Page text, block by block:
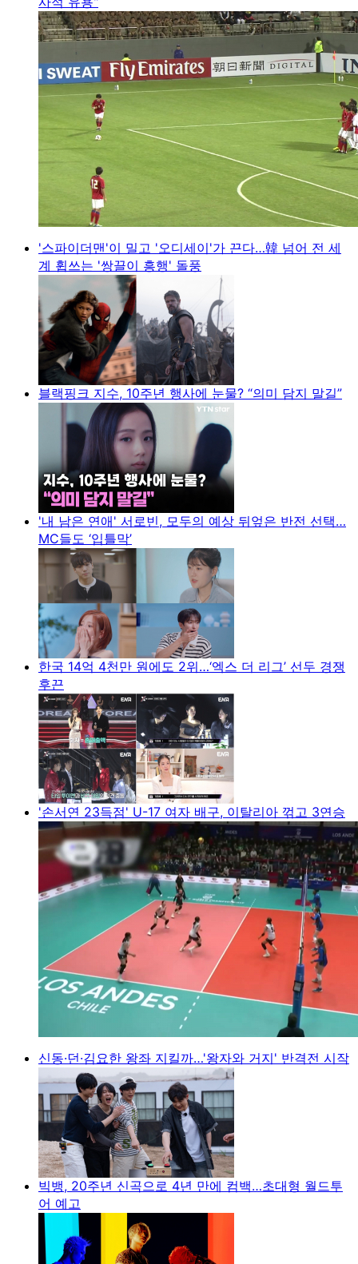
'스파이더맨'이 밀고 '오디세이'가 끈다…韓 넘어 전 세
계 휩쓰는 '쌍끌이 흥행' 돌풍
블랙핑크 지수, 10주년 행사에 눈물? “의미 담지 말길”
'내 남은 연애' 서로빈, 모두의 예상 뒤엎은 반전 선택…
MC들도 ‘입틀막’
한국 14억 4천만 원에도 2위…‘엑스 더 리그’ 선두 경쟁
후끈
'손서연 23득점' U-17 여자 배구, 이탈리아 꺾고 3연승
신동·던·김요한 왕좌 지킬까…'왕자와 거지' 반격전 시작
빅뱅, 20주년 신곡으로 4년 만에 컴백…초대형 월드투
어 예고